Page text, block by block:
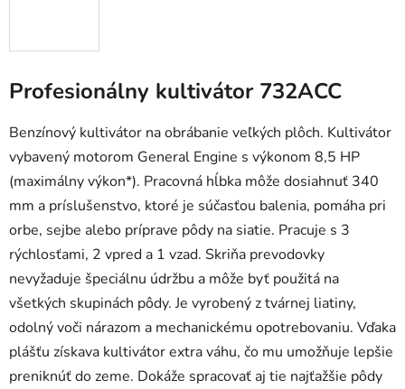
Profesionálny kultivátor 732ACC
Benzínový kultivátor na obrábanie veľkých plôch. Kultivátor
vybavený motorom General Engine s výkonom 8,5 HP
(maximálny výkon*). Pracovná hĺbka môže dosiahnuť 340
mm a príslušenstvo, ktoré je súčasťou balenia, pomáha pri
orbe, sejbe alebo príprave pôdy na siatie. Pracuje s 3
rýchlosťami, 2 vpred a 1 vzad. Skriňa prevodovky
nevyžaduje špeciálnu údržbu a môže byť použitá na
všetkých skupinách pôdy. Je vyrobený z tvárnej liatiny,
odolný voči nárazom a mechanickému opotrebovaniu. Vďaka
plášťu získava kultivátor extra váhu, čo mu umožňuje lepšie
preniknúť do zeme. Dokáže spracovať aj tie najťažšie pôdy